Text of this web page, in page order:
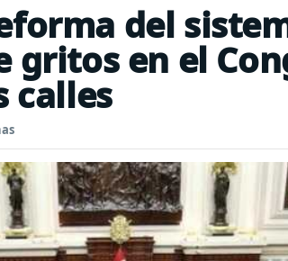
del
gritos en el
calles